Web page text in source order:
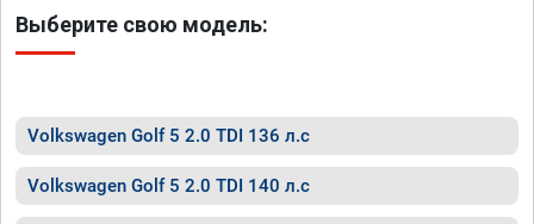
Выберите свою модель:
Volkswagen Golf 5 2.0 TDI 136 л.с
Volkswagen Golf 5 2.0 TDI 140 л.с